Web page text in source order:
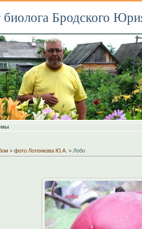
биолога Бродского
» фото Лотенкова Ю.А. » Лобо